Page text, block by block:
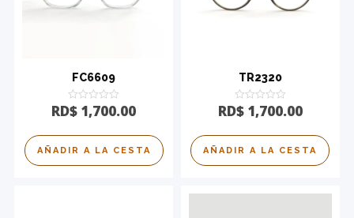
FC6609
Calificado
0
5
RD$ 1,700.00
AÑADIR A LA CESTA
TR2320
Calificado
0
5
RD$1,700.00
AÑADIR A LA CESTA